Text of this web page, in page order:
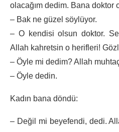
olacağım dedim. Bana doktor
– Bak ne güzel söylüyor.
– O kendisi olsun doktor.
Allah kahretsin o herifleri!
– Öyle mi dedim? Allah
– Öyle dedin.
Kadın bana döndü:
– Değil mi beyefendi, dedi.